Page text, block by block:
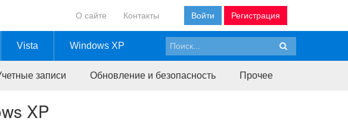
Войти Регистрация
О сайте Контакты
Vista Windows XP
записи Обновление и безопасность Прочее
XP